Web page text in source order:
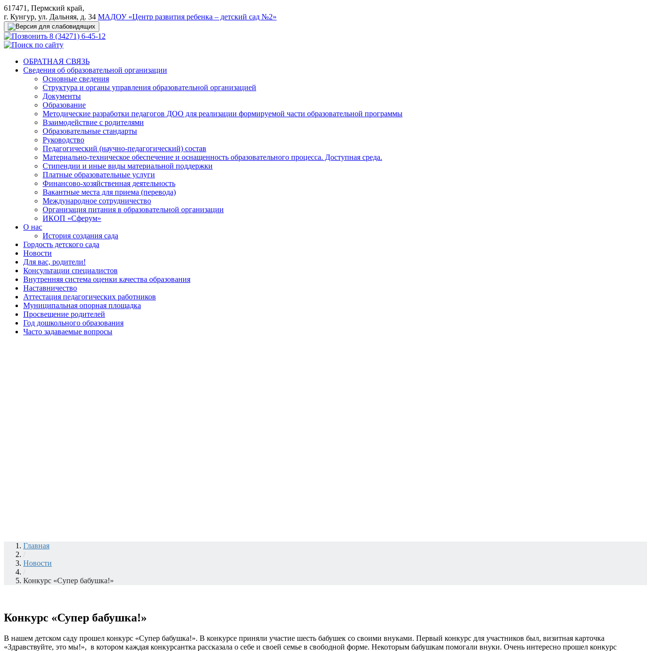
617471, Пермский край,
г. Кунгур, ул. Дальняя, д. 34 МАДОУ «Центр развития ребенка – детский сад №2»
8 (34271) 6-45-12
ОБРАТНАЯ СВЯЗЬ
Сведения об образовательной организации
Основные сведения
Структура и органы управления образовательной организацией
Документы
Образование
Методические разработки педагогов ДОО для реализации формируемой части образовательной программы
Взаимодействие с родителями
Образовательные стандарты
Руководство
Педагогический (научно-педагогический) состав
Материально-техническое обеспечение и оснащенность образовательного процесса. Доступная среда.
Стипендии и иные виды материальной поддержки
Платные образовательные услуги
Финансово-хозяйственная деятельность
Вакантные места для приема (перевода)
Международное сотрудничество
Организация питания в образовательной организации
ИКОП «Сферум»
О нас
История создания сада
Гордость детского сада
Новости
Для вас, родители!
Консультации специалистов
Внутренняя система оценки качества образования
Наставничество
Аттестация педагогических работников
Муниципальная опорная площадка
Просвещение родителей
Год дошкольного образования
Часто задаваемые вопросы
Главная
/
Новости
/
Конкурс «Супер бабушка!»
Конкурс «Супер бабушка!»
В нашем детском саду прошел конкурс «Супер бабушка!». В конкурсе приняли участие шесть бабушек со своими внуками. Первый конкурс для участников был, визитная карточка
«Здравствуйте, это мы!», в котором каждая конкурсантка рассказала о себе и своей семье в свободной форме. Некоторым бабушкам помогали внуки. Очень интересно прошел конкурс